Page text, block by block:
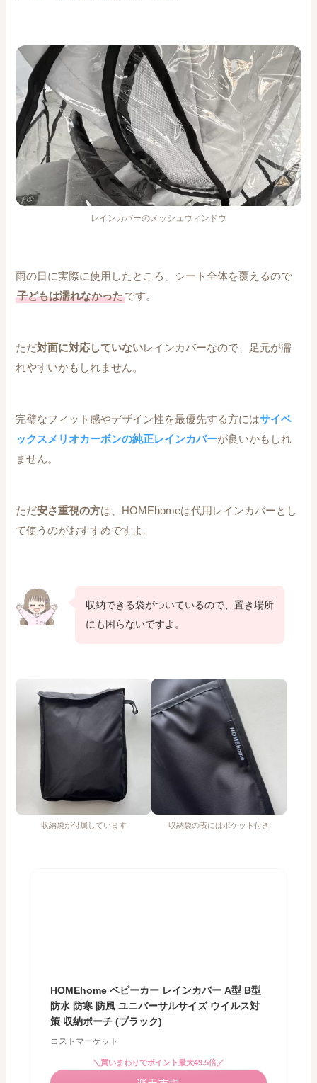
レインカバーのメッシュウィンドウ
雨の日に実際に使用したところ、シート全体を覆えるので
子どもは濡れなかったです。
ただ対面に対応していないレインカバーなので、足元が濡
れやすいかもしれません。
完璧なフィット感やデザイン性を最優先する方にはサイベ
ックスメリオカーボンの純正レインカバーが良いかもしれ
ません。
ただ安さ重視の方は、HOMEhomeは代用レインカバーとし
て使うのがおすすめですよ。
収納できる袋がついているので、置き場所
にも困らないですよ。
収納袋が付属しています 収納袋の表にはポケット付き
HOMEhome ベビーカー レインカバー A型 B型
防水 防寒 防風 ユニバーサルサイズ ウイルス対
策 収納ポーチ (ブラック)
コストマーケット
＼買いまわりでポイント最大49.5倍／